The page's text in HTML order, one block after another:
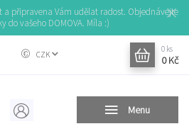
a připravena Vám udělat radost. Objednávejte
do vašeho DOMOVA. Míla :)
Menu
CZK
0 ks
0 Kč